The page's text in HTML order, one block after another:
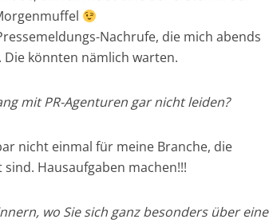
Nachrufe, die mich abends
könnten nämlich warten.
mit PR-Agenturen gar nicht leiden?
nicht einmal für meine Branche, die
Hausaufgaben machen!!!
wo Sie sich ganz besonders über eine